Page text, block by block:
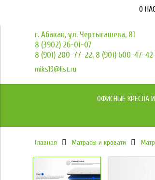
О
г. Абакан, ул. Чертыгашева, 81
8 (3902) 26-01-07
8 (901) 200-77-22, 8 (901) 600-47-42
miks19@list.ru
ОФИСНЫЕ КРЕСЛА
Главная Матрасы и кровати